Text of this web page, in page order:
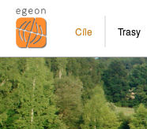
Cíle Trasy